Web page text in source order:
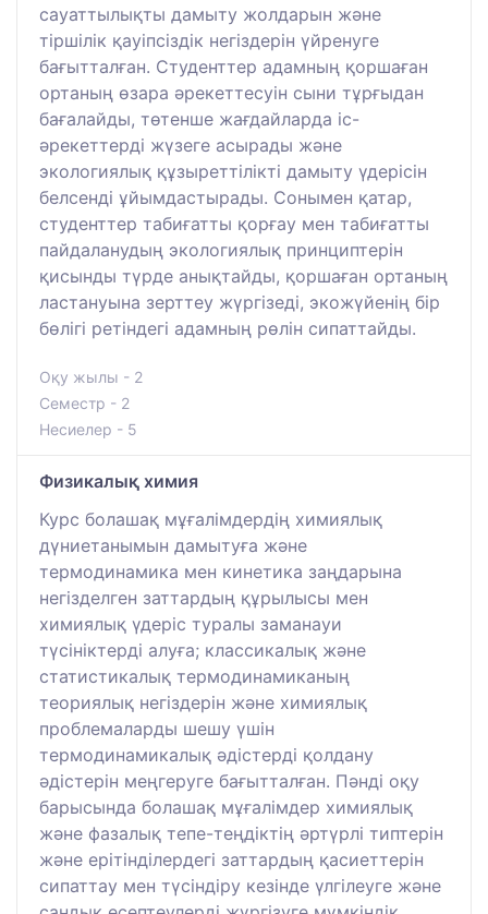
сауаттылықты дамыту жолдарын және
тіршілік қауіпсіздік негіздерін үйренуге
бағытталған. Студенттер адамның қоршаған
ортаның өзара әрекеттесуін сыни тұрғыдан
бағалайды, төтенше жағдайларда іс-
әрекеттерді жүзеге асырады және
экологиялық құзыреттілікті дамыту үдерісін
белсенді ұйымдастырады. Сонымен қатар,
студенттер табиғатты қорғау мен табиғатты
пайдаланудың экологиялық принциптерін
қисынды түрде анықтайды, қоршаған ортаның
ластануына зерттеу жүргізеді, экожүйенің бір
бөлігі ретіндегі адамның рөлін сипаттайды.
Оқу жылы - 2
Семестр - 2
Несиелер - 5
Физикалық химия
Курс болашақ мұғалімдердің химиялық
дүниетанымын дамытуға және
термодинамика мен кинетика заңдарына
негізделген заттардың құрылысы мен
химиялық үдеріс туралы заманауи
түсініктерді алуға; классикалық және
статистикалық термодинамиканың
теориялық негіздерін және химиялық
проблемаларды шешу үшін
термодинамикалық әдістерді қолдану
әдістерін меңгеруге бағытталған. Пәнді оқу
барысында болашақ мұғалімдер химиялық
және фазалық тепе-теңдіктің әртүрлі типтерін
және ерітінділердегі заттардың қасиеттерін
сипаттау мен түсіндіру кезінде үлгілеуге және